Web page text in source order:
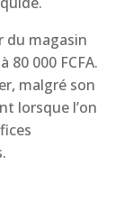
du magasin
80 000 FCFA.
malgré son
lorsque l’on